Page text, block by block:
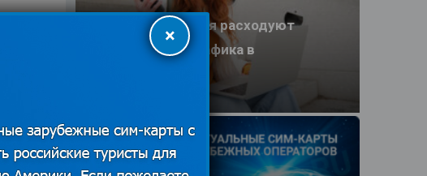
Какие приложения расходуют
больше всего трафика в
×